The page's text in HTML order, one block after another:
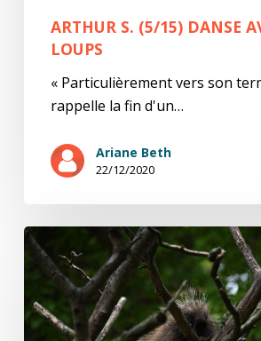
ARTHUR S. (5/15) DANSE
LOUPS
« Particulièrement vers son
rappelle la fin d'un…
Ariane Beth
22/12/2020
Arthur
(4/15)
Conseil
d’amie